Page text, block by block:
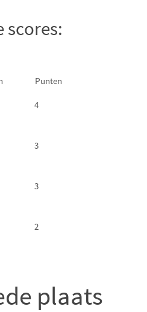
scores:
Punten
4
3
3
2
plaats